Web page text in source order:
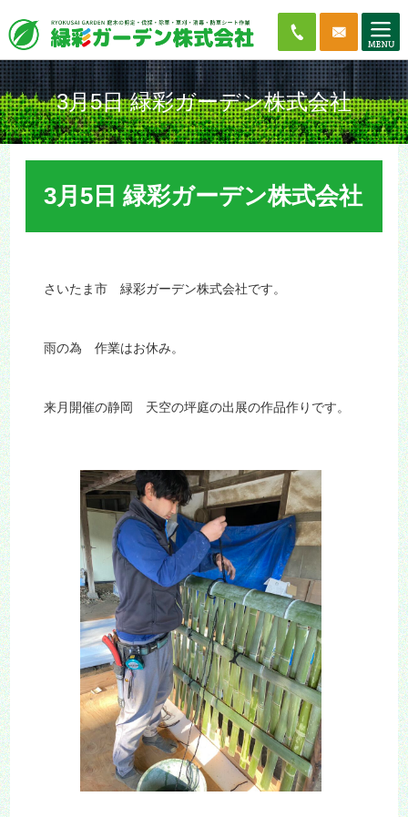
3月5日 緑彩ガーデン株式会社
3月5日 緑彩ガーデン株式会社
さいたま市 緑彩ガーデン株式会社です。
雨の為 作業はお休み。
来月開催の静岡 天空の坪庭の出展の作品作りです。